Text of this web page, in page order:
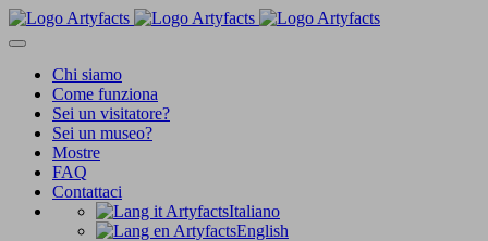
Chi siamo
Come funziona
Sei un visitatore?
Sei un museo?
Mostre
FAQ
Contattaci
Italiano
English